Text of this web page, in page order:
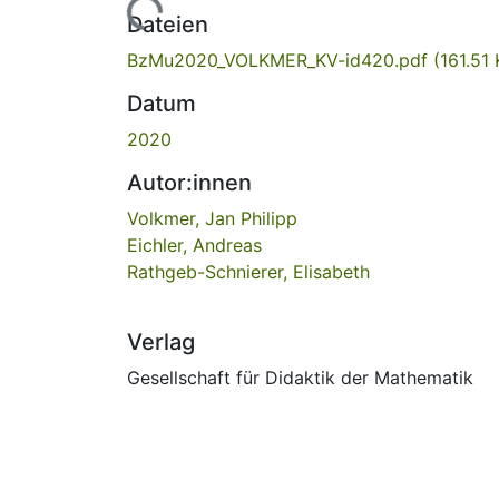
Lade...
Dateien
BzMu2020_VOLKMER_KV-id420.pdf (161.51
Datum
2020
Autor:innen
Volkmer, Jan Philipp
Eichler, Andreas
Rathgeb-Schnierer, Elisabeth
Verlag
Gesellschaft für Didaktik der Mathematik